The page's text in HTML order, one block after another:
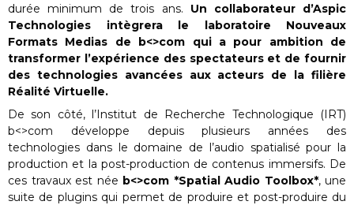
durée minimum de trois ans. Un collaborateur d’Aspic
Technologies intègrera le laboratoire Nouveaux
Formats Medias de b<>com qui a pour ambition de
transformer l’expérience des spectateurs et de fournir
des technologies avancées aux acteurs de la filière
Réalité Virtuelle.
De son côté, l’Institut de Recherche Technologique (IRT)
b<>com développe depuis plusieurs années des
technologies dans le domaine de l’audio spatialisé pour la
production et la post-production de contenus immersifs. De
ces travaux est née b<>com *Spatial Audio Toolbox*, une
suite de plugins qui permet de produire et post-produire du